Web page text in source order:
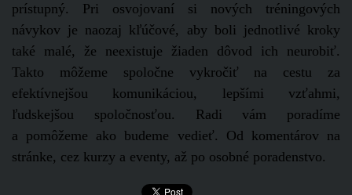
prístupný. Pri osvojovaní si nových tréningových
návykov je naozaj kľúčové, aby boli jednotlivé kroky
také malé, že neexistuje žiaden dôvod ich neurobiť.
Takto môžeme spoločne vykročiť na cestu za
efektívnejšou komunikáciou, lepšími vzťahmi,
ľudskejšou spoločnosťou. Radi vám poradíme
a pomôžeme ako budeme vedieť. Od komentárov na
stránke, cez kurzy a eventy, až po osobné poradenstvo.